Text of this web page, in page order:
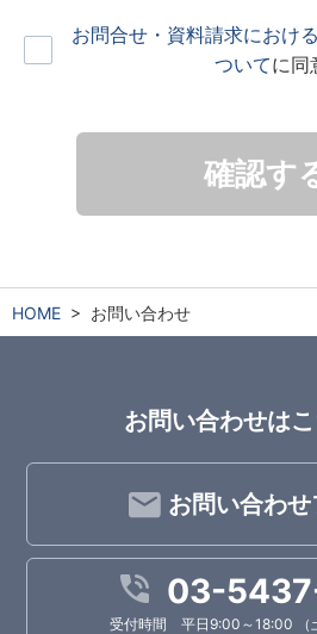
お問合せ・資料請求におけ
ついてに同
確認す
HOME お問い合わせ
お問い合わせは
お問い合わ
03-
受付時間 平日9:00～18:00 （